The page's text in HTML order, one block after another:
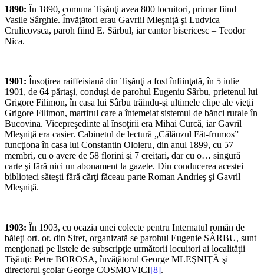
1890: În 1890, comuna Tişăuţi avea 800 locuitori, primar fiind
Vasile Sârghie. Învăţători erau Gavriil Mleşniţă şi Ludvica
Crulicovsca, paroh fiind E. Sârbul, iar cantor bisericesc – Teodor
Nica.
1901: Însoţirea raiffeisiană din Tişăuţi a fost înfiinţată, în 5 iulie
1901, de 64 părtaşi, conduşi de parohul Eugeniu Sârbu, prietenul lui
Grigore Filimon, în casa lui Sârbu trăindu-şi ultimele clipe ale vieţii
Grigore Filimon, martirul care a întemeiat sistemul de bănci rurale în
Bucovina. Vicepreşedinte al însoţirii era Mihai Curcă, iar Gavril
Mleşniţă era casier. Cabinetul de lectură „Călăuzul Făt-frumos”
funcţiona în casa lui Constantin Oloieru, din anul 1899, cu 57
membri, cu o avere de 58 florini şi 7 creiţari, dar cu o… singură
carte şi fără nici un abonament la gazete. Din conducerea acestei
biblioteci săteşti fără cărţi făceau parte Roman Andrieş şi Gavril
Mleşniţă.
1903: În 1903, cu ocazia unei colecte pentru Internatul român de
băieţi ort. or. din Siret, organizată se parohul Eugenie SÂRBU, sunt
menţionaţi pe listele de subscripţie următorii locuitori ai localităţii
Tişăuţi: Petre BOROSA, învăţătorul George MLEŞNIŢĂ şi
directorul şcolar George COSMOVICI[8].